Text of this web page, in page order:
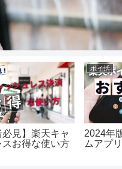
必見】楽天キャ
スお得な使い方
ポイ活
2024年
ムアプ